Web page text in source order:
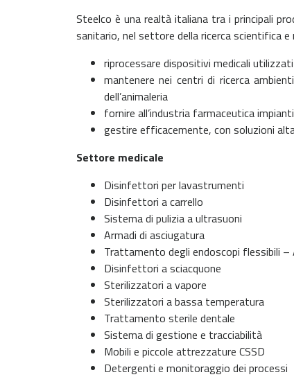
Steelco è una realtà italiana tra i principali
sanitario, nel settore della ricerca scientifica e
riprocessare dispositivi medicali
mantenere nei centri di ricerca
dell’animaleria
fornire all’industria farmaceutica
gestire efficacemente, con soluzioni
Settore medicale
Disinfettori per lavastrumenti
Disinfettori a carrello
Sistema di pulizia a ultrasuoni
Armadi di asciugatura
Trattamento degli endoscopi flessibili –
Disinfettori a sciacquone
Sterilizzatori a vapore
Sterilizzatori a bassa temperatura
Trattamento sterile dentale
Sistema di gestione e tracciabilità
Mobili e piccole attrezzature CSSD
Detergenti e monitoraggio dei processi